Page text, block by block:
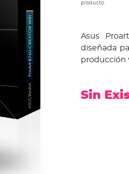
producto.
Asus
diseñada
producción
Sin